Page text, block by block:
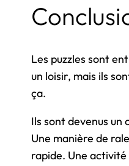
Les puzzles sont
un loisir, mais ils
ça.
Ils sont devenus
Une manière de
rapide. Une activité